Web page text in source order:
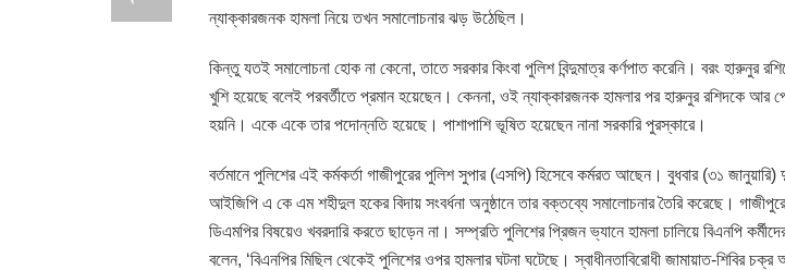
ন্যাক্কারজনক হামলা নিয়ে তখন সমালোচনার ঝড় উঠেছিল।
কিন্তু যতই সমালোচনা হোক না কেনো, তাতে সরকার কিংবা পুলিশ বিন্দুমাত্র কর্ণপাত করেনি। বরং হারুনুর
খুশি হয়েছে বলেই পরবর্তীতে প্রমান হয়েছেন। কেননা, ওই ন্যাক্কারজনক হামলার পর হারুনুর রশিদকে আর
হয়নি। একে একে তার পদোন্নতি হয়েছে। পাশাপাশি ভূষিত হয়েছেন নানা সরকারি পুরস্কারে।
বর্তমানে পুলিশের এই কর্মকর্তা গাজীপুরের পুলিশ সুপার (এসপি) হিসেবে কর্মরত আছেন। বুধবার (৩১
আইজিপি এ কে এম শহীদুল হকের বিদায় সংবর্ধনা অনুষ্ঠানে তার বক্তব্যে সমালোচনার তৈরি করেছে।
ডিএমপির বিষয়েও খবরদারি করতে ছাড়েন না। সম্প্রতি পুলিশের প্রিজন ভ্যানে হামলা চালিয়ে বিএনপি
বলেন, ‘বিএনপির মিছিল থেকেই পুলিশের ওপর হামলার ঘটনা ঘটেছে। স্বাধীনতাবিরোধী জামায়াত-শিবির